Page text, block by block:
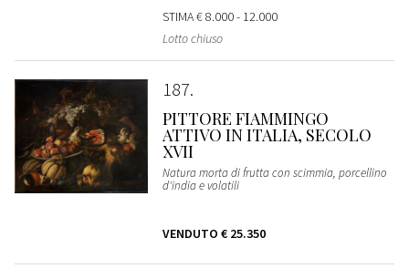
STIMA€ 8.000 - 12.000
Lotto chiuso
187
PITTORE FIAMMINGO
ATTIVO IN ITALIA, SECOLO
XVII
Natura morta di frutta con scimmia, porcellino
d'india e volatili
VENDUTO € 25.350